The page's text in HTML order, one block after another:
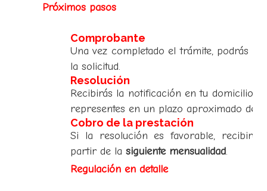
Próximos pasos
Comprobante
Una vez completado el trámite, podrás
la solicitud.
Resolución
Recibirás la notificación en tu domicilio
representes en un plazo aproximado de
Cobro de la prestación
Si la resolución es favorable,
partir de la siguiente mensualidad.
Regulación en detalle